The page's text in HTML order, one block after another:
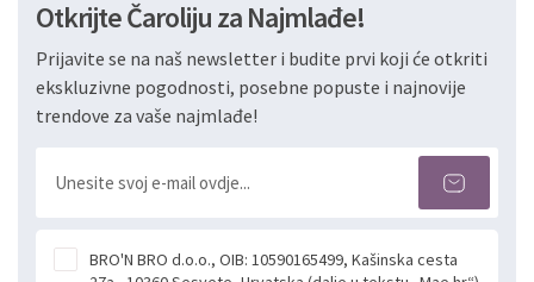
Otkrijte Čaroliju za Najmlađe!
Prijavite se na naš newsletter i budite prvi koji će otkriti
ekskluzivne pogodnosti, posebne popuste i najnovije
trendove za vaše najmlađe!
BRO'N BRO d.o.o., OIB: 10590165499, Kašinska cesta